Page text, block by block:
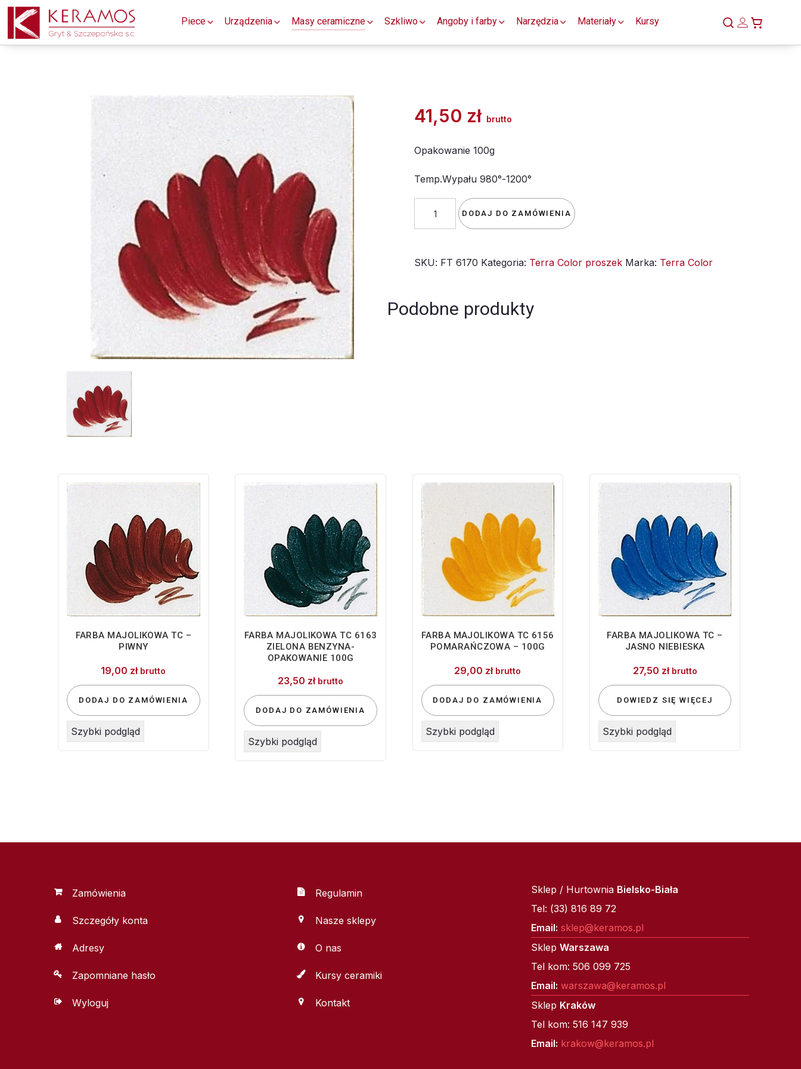
Piece Urządzenia Masy ceramiczne Szkliwo Angoby i farby Narzędzia Materiały Kursy
41,50 zł brutto
Opakowanie 100g
Temp.Wypału 980°-1200°
farba
TC
purpurowa
DODAJ DO ZAMÓWIENIA
SKU: FT 6170 Kategoria: Terra Color proszek Marka: Terra Color
Podobne produkty
FARBA MAJOLIKOWA TC –
PIWNY
19,00 zł brutto
DODAJ DO ZAMÓWIENIA
Szybki podgląd
FARBA MAJOLIKOWA TC 6163
ZIELONA BENZYNA-
OPAKOWANIE 100G
23,50 zł brutto
DODAJ DO ZAMÓWIENIA
Szybki podgląd
FARBA MAJOLIKOWA TC 6156
POMARAŃCZOWA – 100G
29,00 zł brutto
DODAJ DO ZAMÓWIENIA
Szybki podgląd
FARBA MAJOLIKOWA TC –
JASNO NIEBIESKA
27,50 zł brutto
DOWIEDZ SIĘ WIĘCEJ
Szybki podgląd
Zamówienia
Szczegóły konta
Adresy
Zapomniane hasło
Wyloguj
Regulamin
Nasze sklepy
O nas
Kursy ceramiki
Kontakt
Sklep / Hurtownia Bielsko-Biała
Tel: (33) 816 89 72
Email: sklep@keramos.pl
Sklep Warszawa
Tel kom: 506 099 725
Email: warszawa@keramos.pl
Sklep Kraków
Tel kom: 516 147 939
Email: krakow@keramos.pl